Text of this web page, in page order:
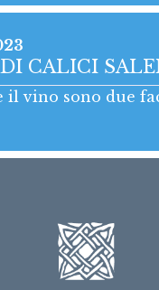
CALICI
il vino sono due